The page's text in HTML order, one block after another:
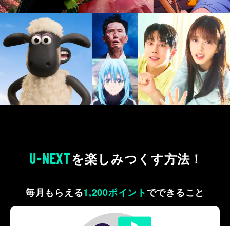
U-NEXTを楽しみつくす方法！
毎月もらえる1,200ポイントでできること